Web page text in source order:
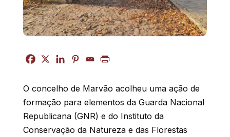
O concelho de Marvão acolheu uma ação de
formação para elementos da Guarda Nacional
Republicana (GNR) e do Instituto da
Conservação da Natureza e das Florestas